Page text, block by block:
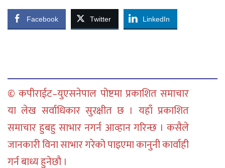
Facebook Twitter LinkedIn
© कपीराईट–युएसनेपाल पोष्टमा प्रकाशित समाचार
या लेख सर्वाधिकार सुरक्षीत छ । यहाँ प्रकाशित
समाचार हुबहु साभार नगर्न आव्हान गरिन्छ । कसैले
जानकारी विना साभार गरेको पाइएमा कानुनी कार्वाही
गर्न बाध्य हुनेछौ ।